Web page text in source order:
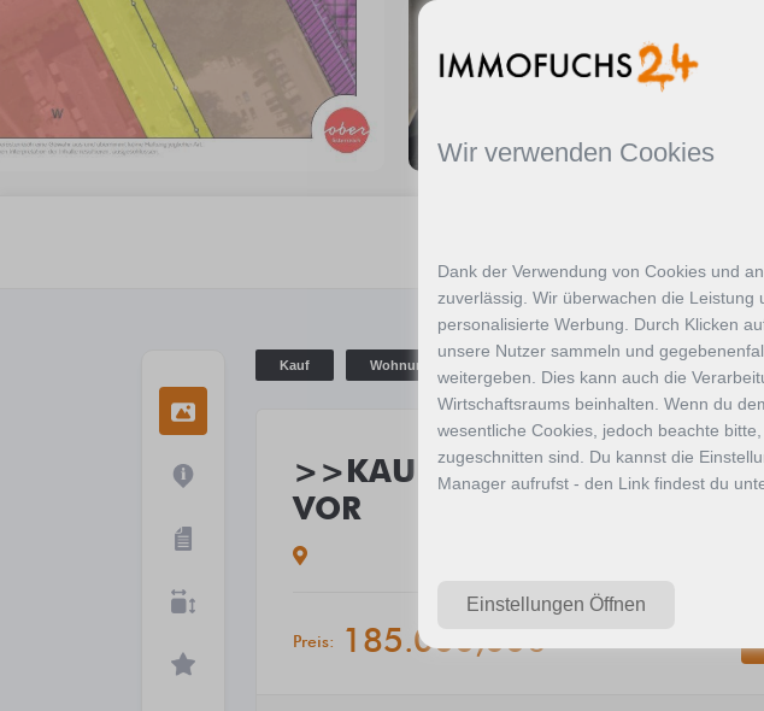
Kauf Wohnung
>>KAUFANBOTE LIEGEN
VOR
Preis: 185.000,00€
Wir verwenden Cookies
Dank der Verwendung von Cookies und
zuverlässig. Wir überwachen die
personalisierte Werbung. Durch Klicken
unsere Nutzer sammeln und
weitergeben. Dies kann auch die
Wirtschaftsraums beinhalten. Wenn du
wesentliche Cookies, jedoch beachte
zugeschnitten sind. Du kannst die
Manager aufrufst - den Link findest du
Einstellungen Öffnen